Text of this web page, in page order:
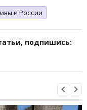
и России
подпишись: